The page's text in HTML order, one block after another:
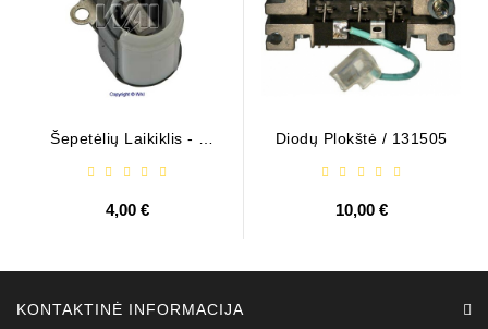
Šepetėlių Laikiklis - /
4,00 €
Diodų Plokštė / 131505
10,00 €
KONTAKTINĖ INFORMACIJA